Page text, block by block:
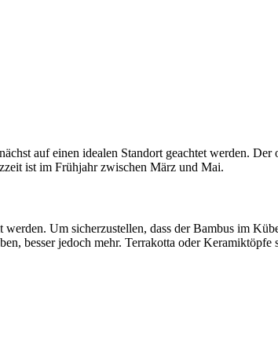
auf einen idealen Standort geachtet werden.
ist im Frühjahr zwischen März und Mai.
Um sicherzustellen, dass der Bambus im
besser jedoch mehr. Terrakotta oder Keramiktöpfe